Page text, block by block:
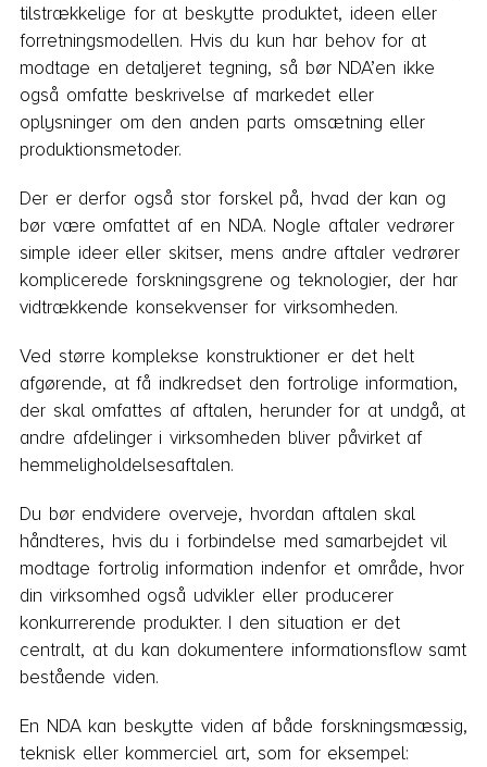
tilstrækkelige for at beskytte produktet, ideen eller
forretningsmodellen. Hvis du kun har behov for at
modtage en detaljeret tegning, så bør NDA’en ikke
også omfatte beskrivelse af markedet eller
oplysninger om den anden parts omsætning eller
produktionsmetoder.
Der er derfor også stor forskel på, hvad der kan og
bør være omfattet af en NDA. Nogle aftaler vedrører
simple ideer eller skitser, mens andre aftaler vedrører
komplicerede forskningsgrene og teknologier, der har
vidtrækkende konsekvenser for virksomheden.
Ved større komplekse konstruktioner er det helt
afgørende, at få indkredset den fortrolige information,
der skal omfattes af aftalen, herunder for at undgå, at
andre afdelinger i virksomheden bliver påvirket af
hemmeligholdelsesaftalen.
Du bør endvidere overveje, hvordan aftalen skal
håndteres, hvis du i forbindelse med samarbejdet vil
modtage fortrolig information indenfor et område, hvor
din virksomhed også udvikler eller producerer
konkurrerende produkter. I den situation er det
centralt, at du kan dokumentere informationsflow samt
bestående viden.
En NDA kan beskytte viden af både forskningsmæssig,
teknisk eller kommerciel art, som for eksempel: